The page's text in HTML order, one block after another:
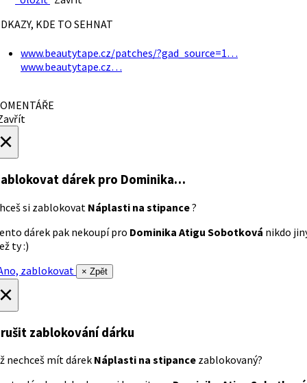
KDE TO SEHNAT
www.beautytape.cz/patches/?gad_source=1…
www.beautytape.cz…
dárek pro Dominika…
si zablokovat Náplasti na stipance?
dárek pak nekoupí pro Dominika Atigu Sobotková nikdo
ty :)
zablokovat
× Zpět
zablokování dárku
nechceš mít dárek Náplasti na stipance zablokovaný?